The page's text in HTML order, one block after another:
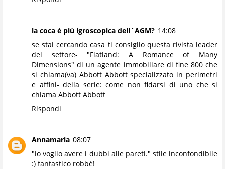
la coca é piú igroscopica dell´AGM? 14:08
se stai cercando casa ti consiglio questa rivista leader
del settore- "Flatland: A Romance of Many
Dimensions" di un agente immobiliare di fine 800 che
si chiama(va) Abbott Abbott specializzato in perimetri
e affini- della serie: come non fidarsi di uno che si
chiama Abbott Abbott
Rispondi
Annamaria 08:07
"io voglio avere i dubbi alle pareti." stile inconfondibile
:) fantastico robbè!